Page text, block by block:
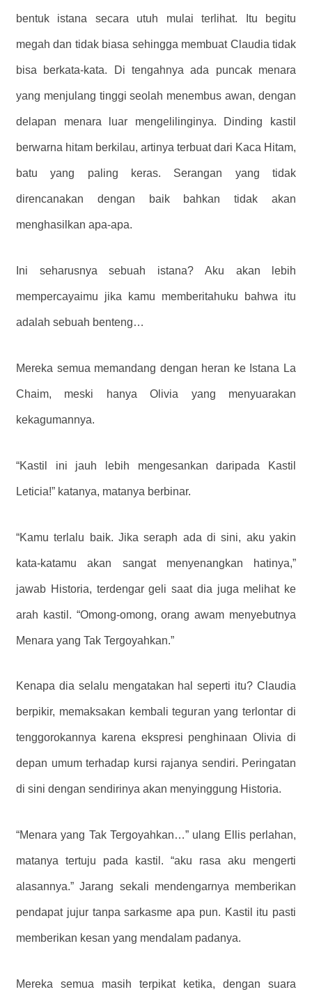
bentuk istana secara utuh mulai terlihat. Itu begitu
megah dan tidak biasa sehingga membuat Claudia tidak
bisa berkata-kata. Di tengahnya ada puncak menara
yang menjulang tinggi seolah menembus awan, dengan
delapan menara luar mengelilinginya. Dinding kastil
berwarna hitam berkilau, artinya terbuat dari Kaca Hitam,
batu yang paling keras. Serangan yang tidak
direncanakan dengan baik bahkan tidak akan
menghasilkan apa-apa.
Ini seharusnya sebuah istana? Aku akan lebih
mempercayaimu jika kamu memberitahuku bahwa itu
adalah sebuah benteng…
Mereka semua memandang dengan heran ke Istana La
Chaim, meski hanya Olivia yang menyuarakan
kekagumannya.
“Kastil ini jauh lebih mengesankan daripada Kastil
Leticia!” katanya, matanya berbinar.
“Kamu terlalu baik. Jika seraph ada di sini, aku yakin
kata-katamu akan sangat menyenangkan hatinya,”
jawab Historia, terdengar geli saat dia juga melihat ke
arah kastil. “Omong-omong, orang awam menyebutnya
Menara yang Tak Tergoyahkan.”
Kenapa dia selalu mengatakan hal seperti itu? Claudia
berpikir, memaksakan kembali teguran yang terlontar di
tenggorokannya karena ekspresi penghinaan Olivia di
depan umum terhadap kursi rajanya sendiri. Peringatan
di sini dengan sendirinya akan menyinggung Historia.
“Menara yang Tak Tergoyahkan…” ulang Ellis perlahan,
matanya tertuju pada kastil. “aku rasa aku mengerti
alasannya.” Jarang sekali mendengarnya memberikan
pendapat jujur ​​tanpa sarkasme apa pun. Kastil itu pasti
memberikan kesan yang mendalam padanya.
Mereka semua masih terpikat ketika, dengan suara